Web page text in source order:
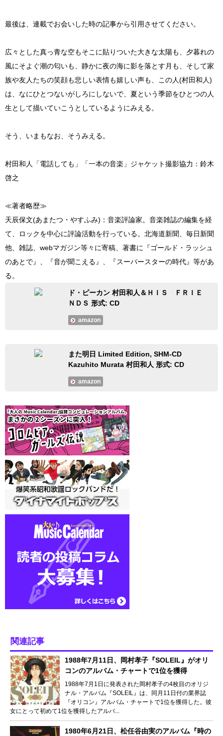
最後は、連載でお会いした時の記事から引用させてください。
広々とした真っ青な空もそこに貼りついた大きな太陽も、夕暮れの
風にそよぐ潮の匂いも、静かに夜の海に影を落とす月も、そして家
族や友人たちの笑顔も悲しい表情も嬉しい声も、この人(村田和人)
は、なにひとつないがしろにしないで、夏という季節をひとつの人
生として描いていこうとしているようにみえる。
そう、いまもなお、そうみえる。
村田和人「電話しても」「一本の音楽」ジャケット撮影協力：鈴木
啓之
≪著者略歴≫
天辰保文(あまたつ・やすふみ)：音楽評論家。音楽雑誌の編集を経
て、ロックを中心に評論活動を行っている。北海道新聞、毎日新聞
他、雑誌、webマガジン等々に寄稿、著書に『ゴールド・ラッシュ
のあとで』、『音が聞こえる』、『スーパースターの時代』等があ
る。
ド・ピーカン 村田和人＆ＨＩＳ ＦＲＩＥ
ＮＤＳ 形式: CD
amazon
また明日 Limited Edition, SHM-CD
Kazuhito Murata 村田和人 形式: CD
amazon
関連記事
1988年7月11日、岡村孝子『SOLEIL』がオリ
コンのアルバム・チャートで1位を獲得
1988年7月1日に発表された岡村孝子の4枚目のオリジ
ナル・アルバム『SOLEIL』は、同月11日付の業界誌
『オリコン』アルバム・チャートで1位を獲得した。彼
女にとって初めて1位を獲得したアルバ...
1980年6月21日、松任谷由実のアルバム『時の